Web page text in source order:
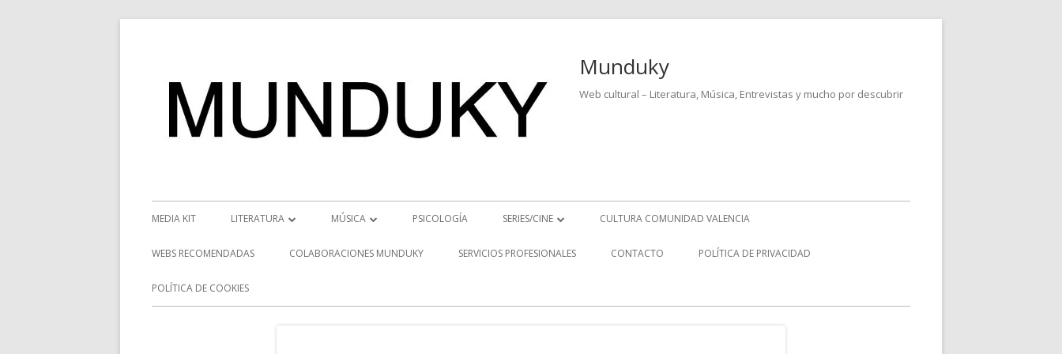
Munduky
Web cultural – Literatura, Música, Entrevistas y mucho por descubrir
Menú
principal
MEDIA KIT LITERATURA
RESEÑAS
NOVEDADES
MÚSICA
NOTICIAS MUSICALES
PSICOLOGÍA SERIES/CINE
SERIES
CULTURA COMUNIDAD VALENCIA
WEBS RECOMENDADAS COLABORACIONES MUNDUKY SERVICIOS PROFESIONALES CONTACTO POLÍTICA DE PRIVACIDAD
POLÍTICA DE COOKIES